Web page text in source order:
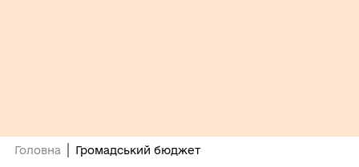
Головна Громадський бюджет